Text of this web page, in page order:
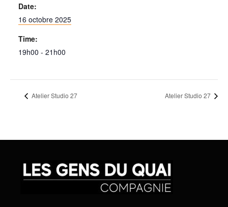
Date:
16 octobre 2025
Time:
19h00 - 21h00
Atelier Studio 27 Atelier Studio 27